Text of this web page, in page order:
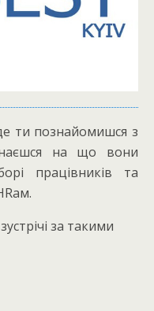
ти познайомишся з
на що вони
працівників та
за такими